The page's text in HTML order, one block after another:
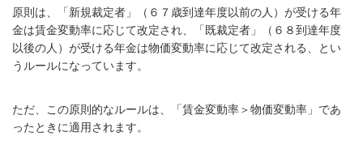
原則は、「新規裁定者」（６７歳到達年度以前の人）が受ける年
金は賃金変動率に応じて改定され、「既裁定者」（６８到達年度
以後の人）が受ける年金は物価変動率に応じて改定される、とい
うルールになっています。
ただ、この原則的なルールは、「賃金変動率＞物価変動率」であ
ったときに適用されます。